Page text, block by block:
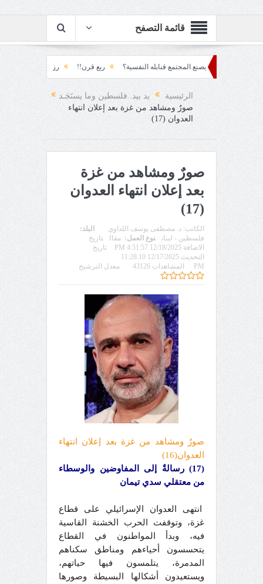
قائمة التصفح
كيف يصنع المجتمع قنابله النفسية؟ ربع قرن!! رزقٌ من يستكثره؟!
الرئيسية
يد بيد..فلسطين وما يستَجَـد
صورٌ ومشاهد من غزة بعد إعلان انتهاء
العدوان (17)
صورٌ ومشاهد من غزة
بعد إعلان انتهاء العدوان
(17)
الكاتب: د. مصطفى يوسف اللداوي
البلد:
فلسطين - لبنان
نوع العمل: مقال
تاريخ
الاضافة 12/18/2025 4:51:57 PM
تاريخ
التحديث 12/17/2025 11:28:10
PM
المشاهدات 43126 معدل الترشيح
صورٌ ومشاهد من غزة بعد إعلان انتهاء
العدوان(16
)
(17) رسالةٌ إلى المفاوضين والوسطاء
من معتقلي سدي تيمان
انتهى العدوان الإسرائيلي على قطاع
غزة، وتوقفت الحرب الخشنة القاسية
فيه، وبدأ المواطنون في القطاع
يتحسسون أحياءهم ومناطق سكناهم
المدمرة، يتلمسون فيها حياتهم،
ويستعيدون أشكالها البسيطة وصورها